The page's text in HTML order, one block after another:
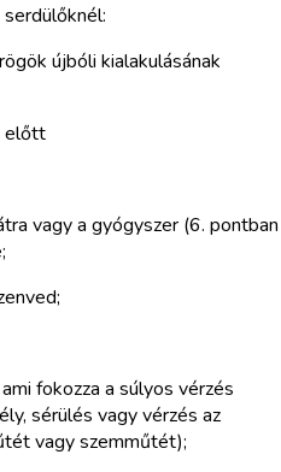
újbóli kialakulásának
előtt
vagy a gyógyszer (6. pontban
fokozza a súlyos vérzés
sérülés vagy vérzés az
vagy szemműtét);